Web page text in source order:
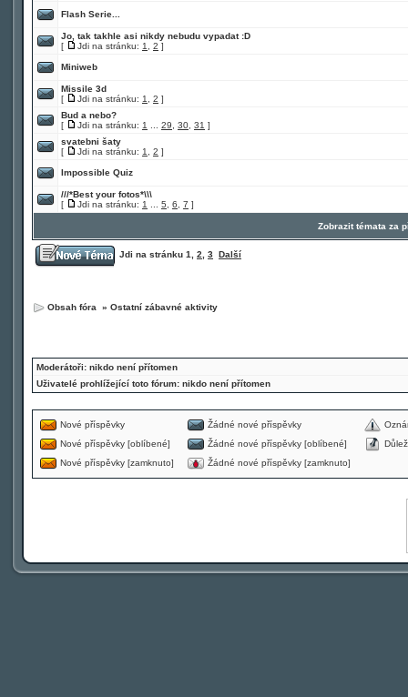
Flash Serie...
Jo, tak takhle asi nikdy nebudu vypadat :D
[
Jdi na stránku: 1 2 ]
Miniweb
Missile 3d
[
Jdi na stránku: 1 2 ]
Bud a nebo?
[
Jdi na stránku: 1 29 30 31 ]
svatebni šaty
[
Jdi na stránku: 1 2 ]
Impossible Quiz
///*Best your fotos*\\\
[
Jdi na stránku: 1 5 6 7 ]
Zobrazit témata za
Jdi na stránku 1 2 3 Další
Obsah fóra » Ostatní zábavné aktivity
Moderátoři: nikdo není přítomen
Uživatelé prohlížející toto fórum: nikdo není přítomen
Nové příspěvky Žádné nové příspěvky
Nové příspěvky [oblíbené]
Žádné nové příspěvky [oblíbené]
Nové příspěvky [zamknuto]
Žádné nové příspěvky [zamknuto]